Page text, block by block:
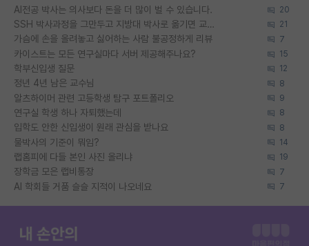
AI전공 박사는 의사보다 돈을 더 많이 벌 수 있습니다. 20
SSH 박사과정을 그만두고 지방대 박사로 옮기면 교수의 꿈은 끝일까요? 21
가슴에 손을 올려놓고 싫어하는 사람 불공정하게 리뷰 7
카이스트는 모든 연구실마다 서버 제공해주나요? 15
학부신입생 질문 12
정년 4년 남은 교수님 8
알츠하이머 관련 고등학생 탐구 포트폴리오 9
연구실 학생 하나 자퇴했는데 8
입학도 안한 신입생이 원래 관심을 받나요 8
물박사의 기준이 뭐임? 14
랩홈피에 다들 본인 사진 올리냐 19
장학금 모은 랩비통장 7
AI 학회들 거품 슬슬 지적이 나오네요 7